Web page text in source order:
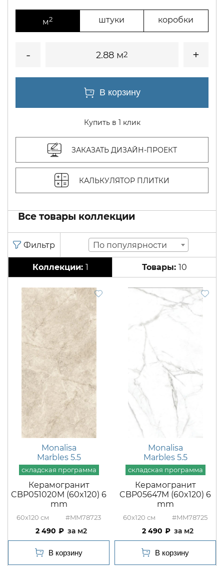
м2 штуки коробки
2.88 м2
Купить в 1 клик
ЗАКАЗАТЬ ДИЗАЙН-ПРОЕКТ
КАЛЬКУЛЯТОР ПЛИТКИ
Все товары коллекции
По популярности
1 10
Monalisa
Marbles 5.5
Керамогранит
CBP051020M (60x120) 6
mm
60x120 #MM78723
2 490 м2
Monalisa
Marbles 5.5
Керамогранит
CBP05647M (60x120) 6
mm
60x120 #MM78725
2 490 м2